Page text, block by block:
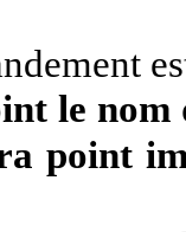
le
point